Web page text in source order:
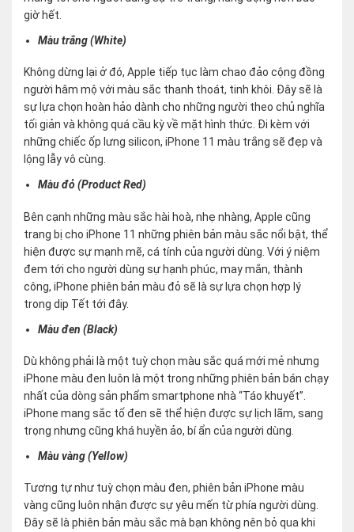
giờ hết.
Màu trắng (White)
Không dừng lại ở đó, Apple tiếp tục làm chao đảo cộng đồng
người hâm mộ với màu sắc thanh thoát, tinh khôi. Đây sẽ là
sự lựa chọn hoàn hảo dành cho những người theo chủ nghĩa
tối giản và không quá cầu kỳ về mặt hình thức. Đi kèm với
những chiếc ốp lưng silicon, iPhone 11 màu trắng sẽ đẹp và
lộng lẫy vô cùng.
Màu đỏ (Product Red)
Bên cạnh những màu sắc hài hoà, nhẹ nhàng, Apple cũng
trang bị cho iPhone 11 những phiên bản màu sắc nổi bật, thể
hiện được sự mạnh mẽ, cá tính của người dùng. Với ý niệm
đem tới cho người dùng sự hạnh phúc, may mắn, thành
công, iPhone phiên bản màu đỏ sẽ là sự lựa chọn hợp lý
trong dịp Tết tới đây.
Màu đen (Black)
Dù không phải là một tuỳ chọn màu sắc quá mới mẻ nhưng
iPhone màu đen luôn là một trong những phiên bản bán chạy
nhất của dòng sản phẩm smartphone nhà “Táo khuyết”.
iPhone mang sắc tố đen sẽ thể hiện được sự lịch lãm, sang
trọng nhưng cũng khá huyền ảo, bí ẩn của người dùng.
Màu vàng (Yellow)
Tương tự như tuỳ chọn màu đen, phiên bản iPhone màu
vàng cũng luôn nhận được sự yêu mến từ phía người dùng.
Đây sẽ là phiên bản màu sắc mà bạn không nên bỏ qua khi